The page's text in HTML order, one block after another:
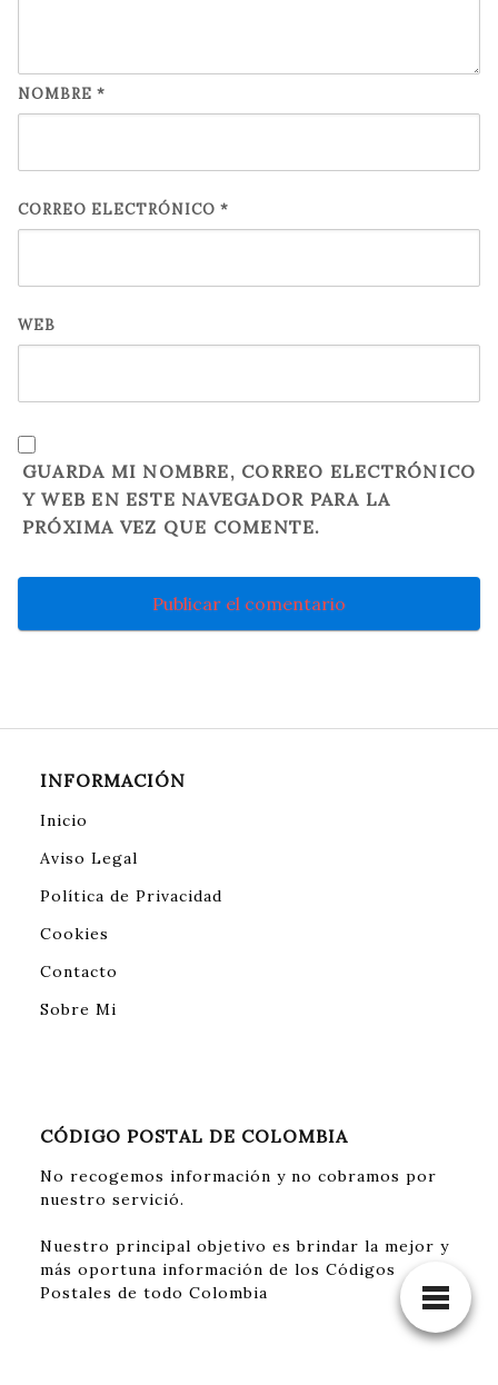
NOMBRE *
CORREO ELECTRÓNICO *
WEB
GUARDA MI NOMBRE, CORREO ELECTRÓNICO
Y WEB EN ESTE NAVEGADOR PARA LA
PRÓXIMA VEZ QUE COMENTE.
INFORMACIÓN
Inicio
Aviso Legal
Política de Privacidad
Cookies
Contacto
Sobre Mi
CÓDIGO POSTAL DE COLOMBIA
No recogemos información y no cobramos por
nuestro servició.
Nuestro principal objetivo es brindar la mejor y
más oportuna información de los Códigos
Postales de todo Colombia